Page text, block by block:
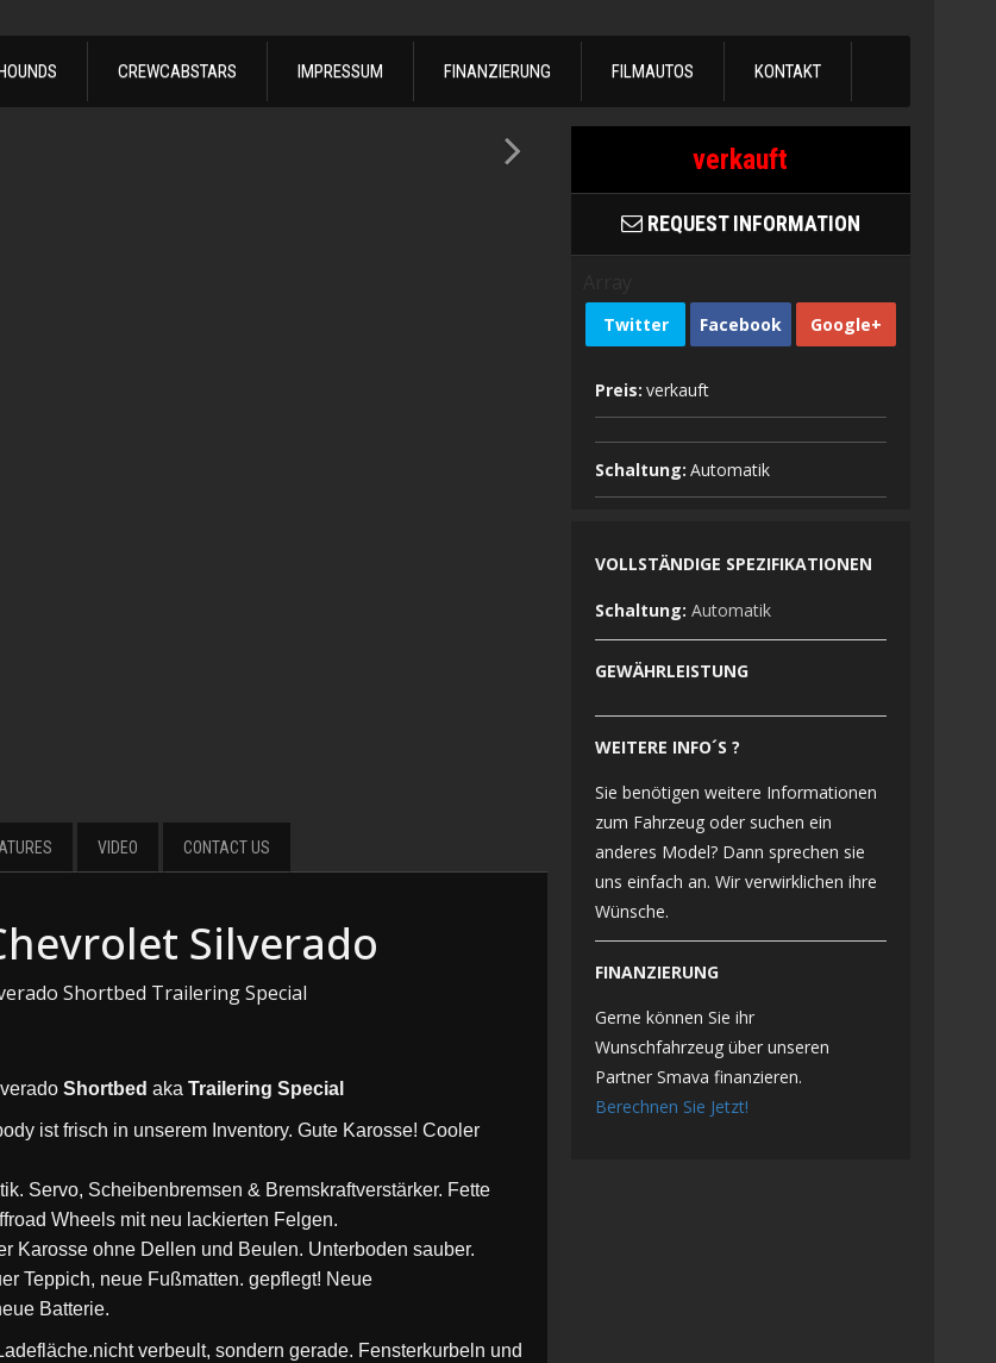
CREWCABSTARS IMPRESSUM FINANZIERUNG FILMAUTOS KONTAKT
VIDEO CONTACT US
Silverado
Shortbed Trailering Special
Shortbed aka Trailering Special
ist frisch in unserem Inventory. Gute Karosse! Cooler
Servo, Scheibenbremsen & Bremskraftverstärker. Fette
Wheels mit neu lackierten Felgen.
Karosse ohne Dellen und Beulen. Unterboden sauber.
Teppich, neue Fußmatten. gepflegt! Neue
Batterie.
verbeult, sondern gerade. Fensterkurbeln und
verkauft
REQUEST INFORMATION
Twitter Facebook Google+
Preis: verkauft
Schaltung: Automatik
VOLLSTÄNDIGE SPEZIFIKATIONEN
Schaltung: Automatik
GEWÄHRLEISTUNG
WEITERE INFO´S ?
Sie benötigen weitere Informationen
zum Fahrzeug oder suchen ein
anderes Model? Dann sprechen sie
uns einfach an. Wir verwirklichen ihre
Wünsche.
FINANZIERUNG
Gerne können Sie ihr
Wunschfahrzeug über unseren
Partner Smava finanzieren.
Berechnen Sie Jetzt!